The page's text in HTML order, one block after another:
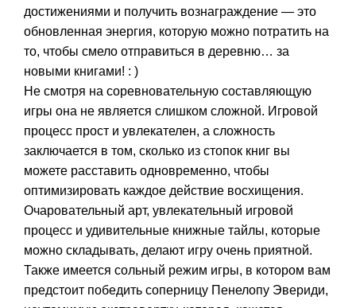
достижениями и получить вознаграждение — это
обновленная энергия, которую можно потратить на
то, чтобы смело отправиться в деревню… за
новыми книгами! : )
Не смотря на соревновательную составляющую
игры она не является слишком сложной. Игровой
процесс прост и увлекателен, а сложность
заключается в том, сколько из стопок книг вы
можете расставить одновременно, чтобы
оптимизировать каждое действие восхищения.
Очаровательный арт, увлекательный игровой
процесс и удивительные книжные тайлы, которые
можно складывать, делают игру очень приятной.
Также имеется сольный режим игры, в котором вам
предстоит победить соперницу Пенелопу Эвериди,